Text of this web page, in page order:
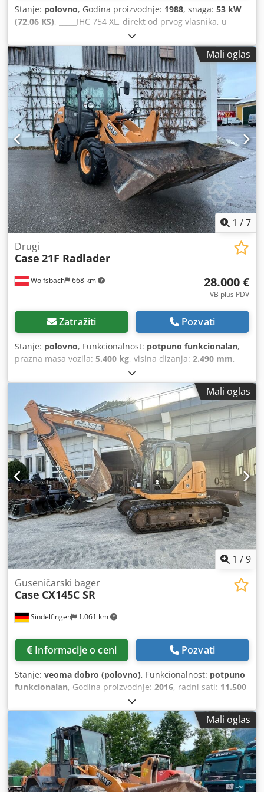
Stanje: polovno, Godina proizvodnje: 1988, snaga: 53 kW
(72,06 KS), _____IHC 754 XL, direkt od prvog vlasnika, u
odličnom stanju. Radni sati: oko 8.600. Godina proizvodnje:
1988. Prednji hidraulični podiznik. Prednji kardanski
prenos. Brzina: 30 km/h. Cena: 24.500,00 evra, neto.
Lokacija: nema podataka. Credpfx Aozdmuton Uef
Mali oglas
1 /7
Wolfsbach 668 km
Drugi
Case 21F Radlader
28.000 €
VB plus PDV
Zatražiti Pozvati
Stanje: polovno, Funkcionalnost: potpuno funkcionalan,
prazna masa vozila: 5.400 kg, visina dizanja: 2.490 mm,
, radni sati:
dužina:5.550 mm, građevinska visina:2.500 mm, tip
, radna širina:1.950 mm, Ostalo
Kategorija brzine: 25 Tehničko stanje: normalno
Crsdpfswlxgajx An Usf Stanje baterije: normalno
Mali oglas
1 /9
Sindelfingen 1.061 km
Guseničarski bager
Case CX145C SR
Informacije o ceni Pozvati
Stanje: veoma dobro (polovno), Funkcionalnost: potpuno
funkcionalan, Godina proizvodnje: 2016, radni sati: 11.500
, * 11.500 радних сати * Радна тежина 15.700 kg Csdpfoy
Rm H Ejx An Ujrf * Снага мотора 77 kW * Roadliner *
Хидраулични брзи спој * Клима уређај
Mali oglas